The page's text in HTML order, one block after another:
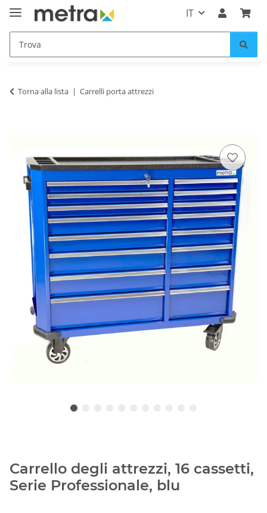
IT
Torna alla lista Carrelli porta attrezzi
Carrello degli attrezzi, 16 cassetti,
Serie Professionale, blu